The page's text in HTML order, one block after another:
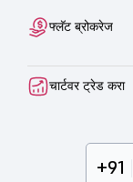
फ्लॅट ब्रोकरेज
चार्टवर ट्रेड करा
+91